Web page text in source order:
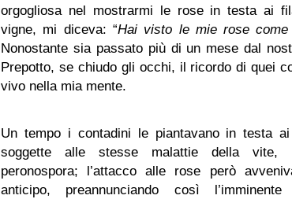
orgogliosa nel mostrarmi le rose in testa ai
vigne, mi diceva: “Hai visto le mie rose come
Nonostante sia passato più di un mese dal
Prepotto, se chiudo gli occhi, il ricordo di quei
vivo nella mia mente.
Un tempo i contadini le piantavano in testa
soggette alle stesse malattie della vite,
peronospora; l’attacco alle rose però
anticipo, preannunciando così